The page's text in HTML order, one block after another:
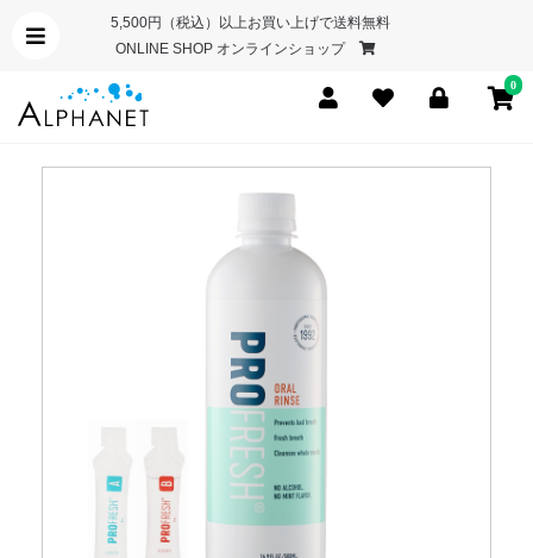
5,500円（税込）以上お買い上げで送料無料
ONLINE SHOP オンラインショップ
0